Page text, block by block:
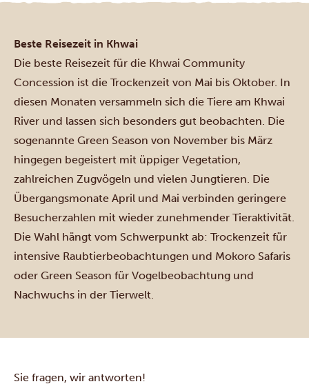
Beste Reisezeit in Khwai
Die beste Reisezeit für die Khwai Community
Concession ist die Trockenzeit von Mai bis Oktober. In
diesen Monaten versammeln sich die Tiere am Khwai
River und lassen sich besonders gut beobachten. Die
sogenannte Green Season von November bis März
hingegen begeistert mit üppiger Vegetation,
zahlreichen Zugvögeln und vielen Jungtieren. Die
Übergangsmonate April und Mai verbinden geringere
Besucherzahlen mit wieder zunehmender Tieraktivität.
Die Wahl hängt vom Schwerpunkt ab: Trockenzeit für
intensive Raubtierbeobachtungen und Mokoro Safaris
oder Green Season für Vogelbeobachtung und
Nachwuchs in der Tierwelt.
Sie fragen, wir antworten!